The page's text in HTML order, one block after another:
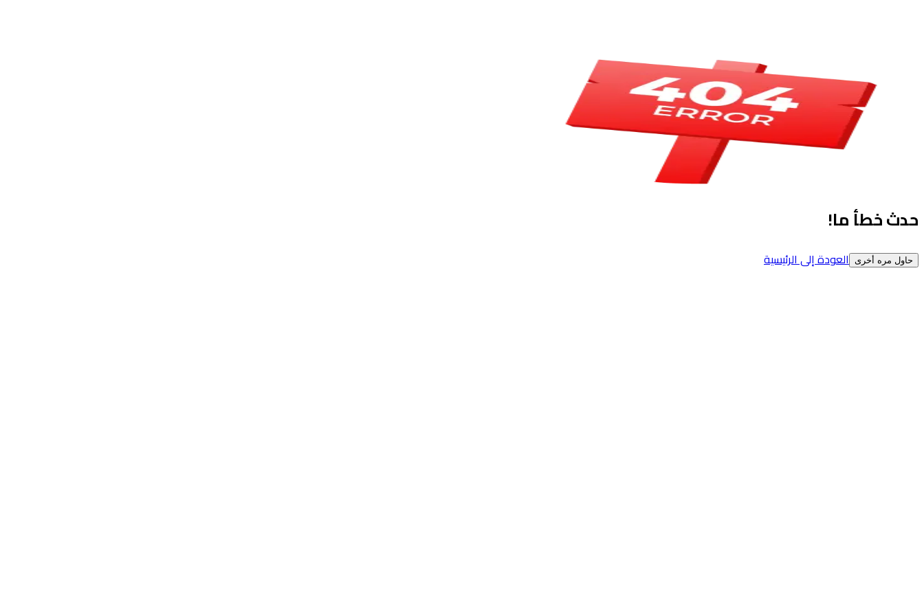
حدث خطأ ما!
حاول مره أخرى العودة إلى الرئيسية